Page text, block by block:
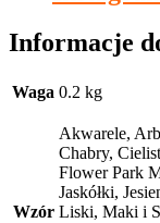
Informacje
Waga 0.2 kg
Wzór
Akwarele,
Chabry,
Flower Park
Jaskółki,
Liski, Maki i